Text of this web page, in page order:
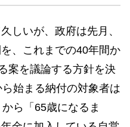
しいが、政府は先月、
、これまでの40年間か
案を議論する方針を決
始まる納付の対象者は
ら「65歳になるま